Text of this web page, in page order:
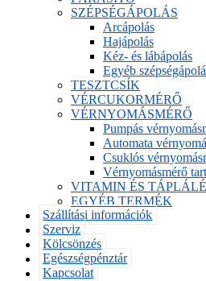
SZÉPSÉGÁPOLÁS
Arcápolás
Hajápolás
Kéz- és lábápolás
Egyéb
TESZTCSÍK
VÉRCUKORMÉRŐ
VÉRNYOMÁSMÉRŐ
Pumpás
Automata
Csuklós
Vérnyomásmérő
VITAMIN ÉS
EGYÉB TERMÉK
Szállítási információk
Szerviz
Kölcsönzés
Egészségpénztár
Kapcsolat